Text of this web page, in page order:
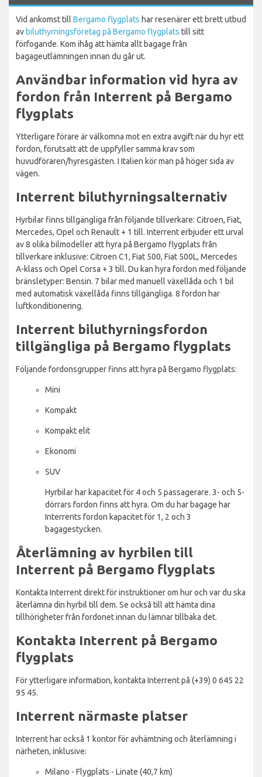
Vid ankomst till Bergamo flygplats har resenärer ett brett utbud
avbiluthyrningsföretag på Bergamo flygplats till sitt
förfogande. Kom ihåg att hämta allt bagage från
bagageutlämningen innan du går ut.
Användbar information vid hyra av
fordon från Interrent på Bergamo
flygplats
Ytterligare förare är välkomna mot en extra avgift när du hyr ett
fordon, förutsatt att de uppfyller samma krav som
huvudföraren/hyresgästen. I Italien kör man på höger sida av
vägen.
Interrent biluthyrningsalternativ
Hyrbilar finns tillgängliga från följande tillverkare: Citroen, Fiat,
Mercedes, Opel och Renault + 1 till. Interrent erbjuder ett urval
av 8 olika bilmodeller att hyra på Bergamo flygplats från
tillverkare inklusive: Citroen C1, Fiat 500, Fiat 500L, Mercedes
A-klass och Opel Corsa + 3 till. Du kan hyra fordon med följande
bränsletyper: Bensin. 7 bilar med manuell växellåda och 1 bil
med automatisk växellåda finns tillgängliga. 8 fordon har
luftkonditionering.
Interrent biluthyrningsfordon
tillgängliga på Bergamo flygplats
Följande fordonsgrupper finns att hyra på Bergamo flygplats:
Mini
Kompakt
Kompakt elit
Ekonomi
SUV
Hyrbilar har kapacitet för 4 och 5 passagerare. 3- och 5-
dörrars fordon finns att hyra. Om du har bagage har
Interrents fordon kapacitet för 1, 2 och 3
bagagestycken.
Återlämning av hyrbilen till
Interrent på Bergamo flygplats
Kontakta Interrent direkt för instruktioner om hur och var du ska
återlämna din hyrbil till dem. Se också till att hämta dina
tillhörigheter från fordonet innan du lämnar tillbaka det.
Kontakta Interrent på Bergamo
flygplats
För ytterligare information, kontakta Interrent på (+39) 0 645 22
95 45.
Interrent närmaste platser
Interrent har också 1 kontor för avhämtning och återlämning i
närheten, inklusive:
Milano - Flygplats - Linate (40,7 km)